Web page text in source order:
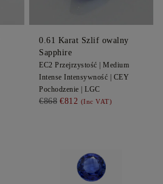
0.61 Karat Szlif owalny
Sapphire
EC2 Przejrzystość | Medium
Intense Intensywność | CEY
Pochodzenie | LGC
€868 €812 (Inc VAT)